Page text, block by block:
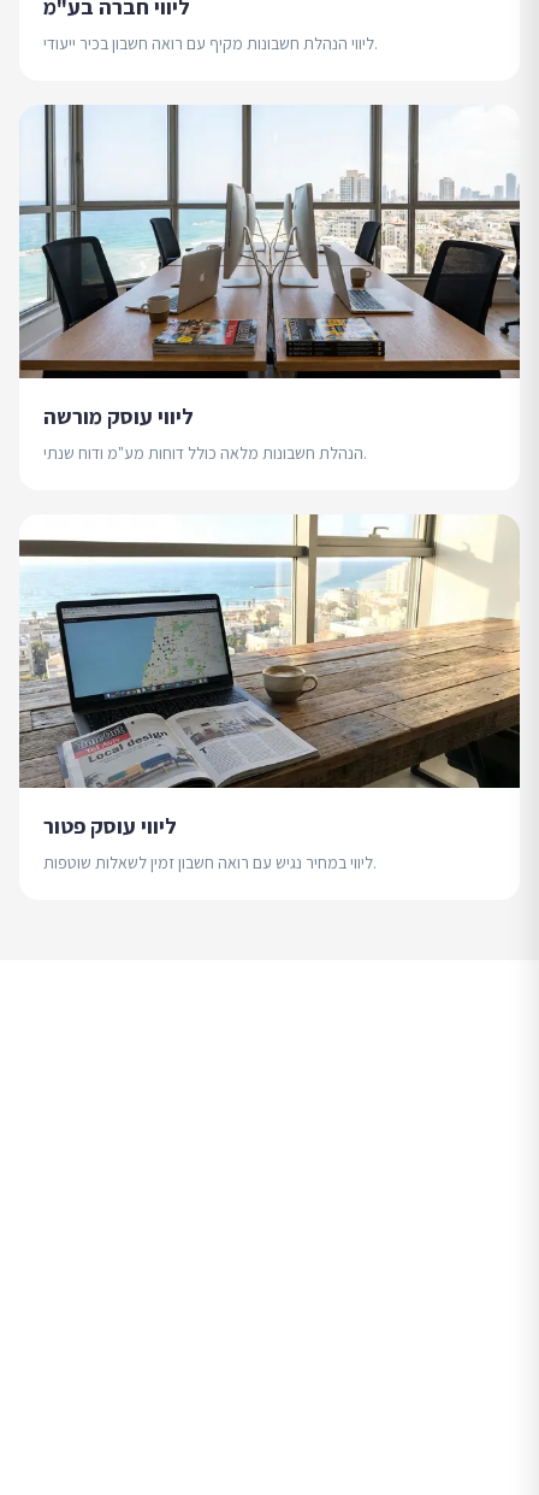
ליווי חברה בע"מ
ליווי הנהלת חשבונות מקיף עם רואה חשבון בכיר ייעודי.
ליווי עוסק מורשה
הנהלת חשבונות מלאה כולל דוחות מע"מ ודוח שנתי.
ליווי עוסק פטור
ליווי במחיר נגיש עם רואה חשבון זמין לשאלות שוטפות.